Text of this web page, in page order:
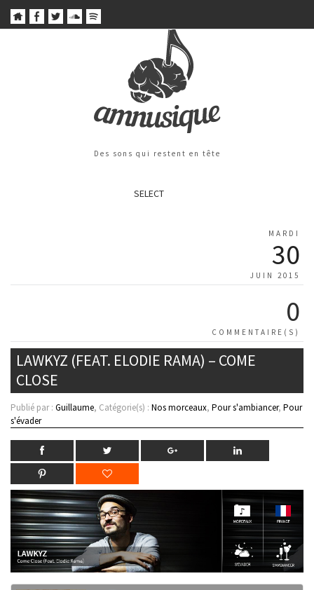
Des sons qui restent en tête
SELECT
MARDI
30
JUIN 2015
0
COMMENTAIRE(S)
LAWKYZ (FEAT. ELODIE RAMA) – COME
CLOSE
Publié par : Guillaume, Catégorie(s) : Nos morceaux, Pour s'ambiancer, Pour
s'évader